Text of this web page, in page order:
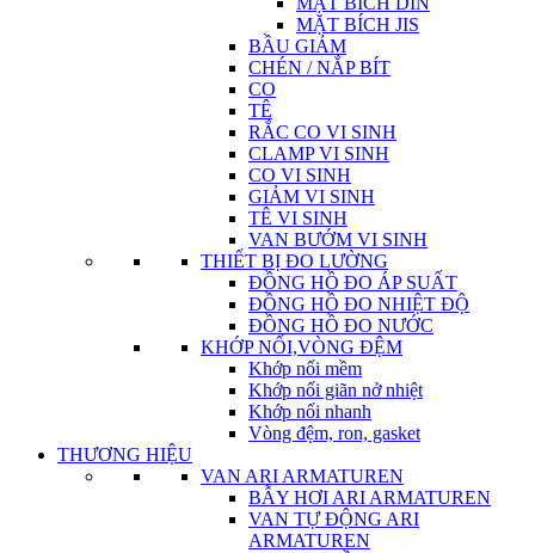
MẶT BÍCH JIS
BẦU GIẢM
CHÉN / NẮP BÍT
CO
TÊ
RẮC CO VI SINH
CLAMP VI SINH
CO VI SINH
GIẢM VI SINH
TÊ VI SINH
VAN BƯỚM VI SINH
THIẾT BỊ ĐO LƯỜNG
ĐỒNG HỒ ĐO ÁP SUẤT
ĐỒNG HỒ ĐO NHIỆT ĐỘ
ĐỒNG HỒ ĐO NƯỚC
KHỚP NỐI,VÒNG ĐỆM
Khớp nối mềm
Khớp nối giãn nở nhiệt
Khớp nối nhanh
Vòng đệm, ron, gasket
THƯƠNG HIỆU
VAN ARI ARMATUREN
BẪY HƠI ARI ARMATUREN
VAN TỰ ĐỘNG ARI
ARMATUREN